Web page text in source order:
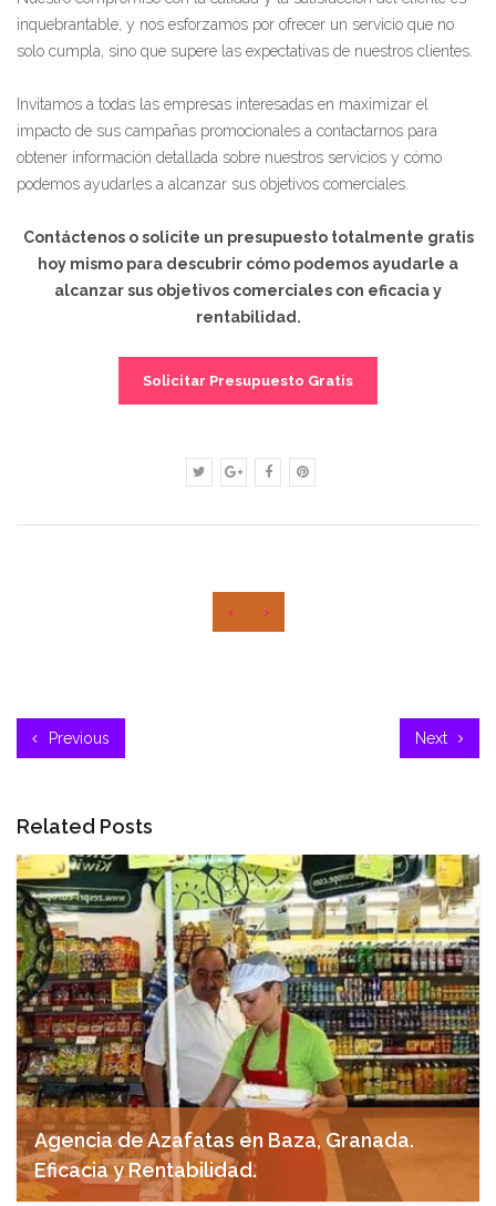
inquebrantable, y nos esforzamos por ofrecer un servicio que no
solo cumpla, sino que supere las expectativas de nuestros clientes.
Invitamos a todas las empresas interesadas en maximizar el
impacto de sus campañas promocionales a contactarnos para
obtener información detallada sobre nuestros servicios y cómo
podemos ayudarles a alcanzar sus objetivos comerciales.
Contáctenos o solicite un presupuesto totalmente gratis
hoy mismo para descubrir cómo podemos ayudarle a
alcanzar sus objetivos comerciales con eficacia y
rentabilidad.
Solicitar Presupuesto Gratis
‹ ›
Previous Next
Related Posts
Agencia de Azafatas en Baza, Granada.
Eficacia y Rentabilidad.